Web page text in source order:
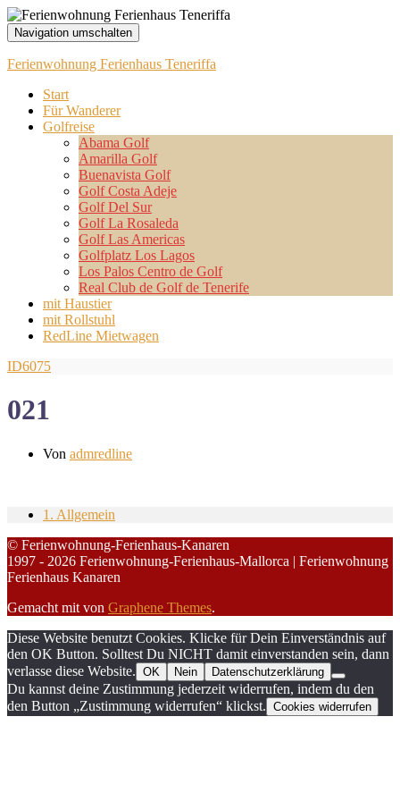
Navigation umschalten
Ferienwohnung Ferienhaus Teneriffa
Start
Für Wanderer
Golfreise
Abama Golf
Amarilla Golf
Buenavista Golf
Golf Costa Adeje
Golf Del Sur
Golf La Rosaleda
Golf Las Americas
Golfplatz Los Lagos
Los Palos Centro de Golf
Real Club de Golf de Tenerife
mit Haustier
mit Rollstuhl
RedLine Mietwagen
ID6075
021
Von admredline
1. Allgemein
© Ferienwohnung-Ferienhaus-Kanaren
1997 - 2026 Ferienwohnung-Ferienhaus-Mallorca | Ferienwohnung
Ferienhaus Kanaren
Gemacht mit von Graphene Themes.
Diese Website benutzt Cookies. Klicke für Dein Einverständnis auf
den OK Button. Solltest Du NICHT damit einverstanden sein, dann
verlasse diese Website. OK Nein Datenschutzerklärung
Du kannst deine Zustimmung jederzeit widerrufen, indem du den
den Button „Zustimmung widerrufen“ klickst. Cookies widerrufen